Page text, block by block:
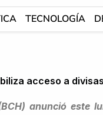
TECNOLOGÍA
acceso a
anunció este